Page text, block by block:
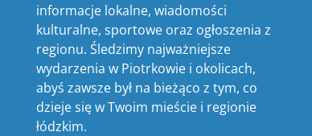
informacje lokalne, wiadomości
kulturalne, sportowe oraz ogłoszenia z
regionu. Śledzimy najważniejsze
wydarzenia w Piotrkowie i okolicach,
abyś zawsze był na bieżąco z tym, co
dzieje się w Twoim mieście i regionie
łódzkim.